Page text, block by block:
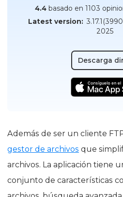
4.4 basado en 1103
Latest version:
2025
Descarga
Además de ser un cliente
gestor de archivos que
archivos. La aplicación tiene
conjunto de características